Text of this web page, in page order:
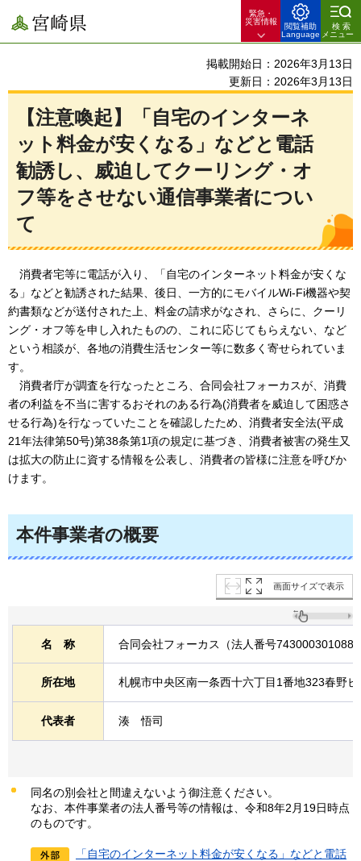
宮崎県
緊急・
災害情報
閲覧補助
Language
検索
メニュー
掲載開始日：2026年3月13日
更新日：2026年3月13日
【注意喚起】「自宅のインターネ
ット料金が安くなる」などと電話
勧誘し、威迫してクーリング・オ
フ等をさせない通信事業者につい
て
消費者宅等に電話が入り、「自宅のインターネット料金が安くな
る」などと勧誘された結果、後日、一方的にモバイルWi-Fi機器や契
約書類などが送付された上、料金の請求がなされ、さらに、クーリ
ング・オフ等を申し入れたものの、これに応じてもらえない、など
という相談が、各地の消費生活センター等に数多く寄せられていま
す。
消費者庁が調査を行なったところ、合同会社フォーカスが、消費
者の利益を不当に害するおそれのある行為(消費者を威迫して困惑さ
せる行為)を行なっていたことを確認したため、消費者安全法(平成
21年法律第50号)第38条第1項の規定に基づき、消費者被害の発生又
は拡大の防止に資する情報を公表し、消費者の皆様に注意を呼びか
けます。
本件事業者の概要
画面サイズで表示
名 称 合同会社フォーカス（法人番号
所在地 札幌市中央区南一条西十六丁目1番地323春野
代表者 湊 悟司
同名の別会社と間違えないよう御注意ください。
なお、本件事業者の法人番号等の情報は、令和8年2月19日時点
のものです。
「自宅のインターネット料金が安くなる」などと電話